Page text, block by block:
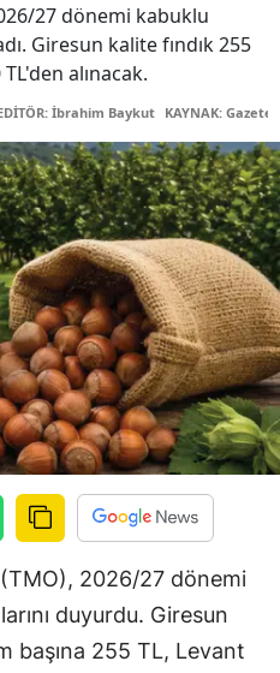
27 dönemi kabuklu
Giresun kalite fındık 255
alınacak.
İbrahim Baykut KAYNAK:
2026/27 dönemi
duyurdu. Giresun
başına 255 TL, Levant